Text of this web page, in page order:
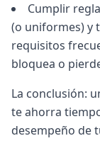
Cumplir
(o uniformes) y
requisitos
bloquea o
La conclusión:
te ahorra
desempeño de